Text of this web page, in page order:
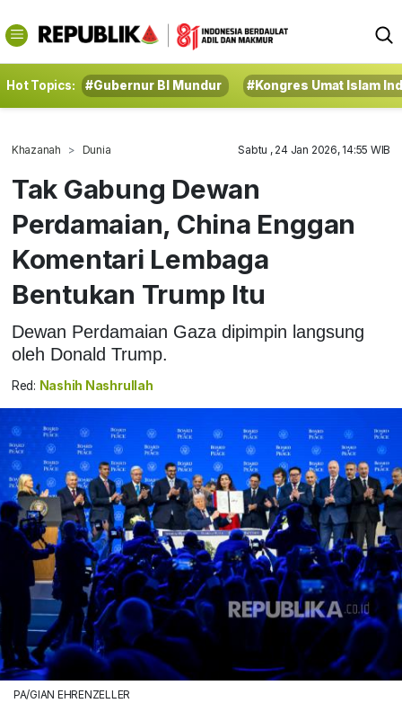
Hot Topics: #Gubernur BI Mundur #Kongres Umat Islam
Khazanah Dunia Sabtu , 24 Jan 2026, 14:55 WIB
Tak Gabung Dewan
Perdamaian, China Enggan
Komentari Lembaga
Bentukan Trump Itu
Dewan Perdamaian Gaza dipimpin langsung
oleh Donald Trump.
Red: Nashih Nashrullah
PA/GIAN EHRENZELLER